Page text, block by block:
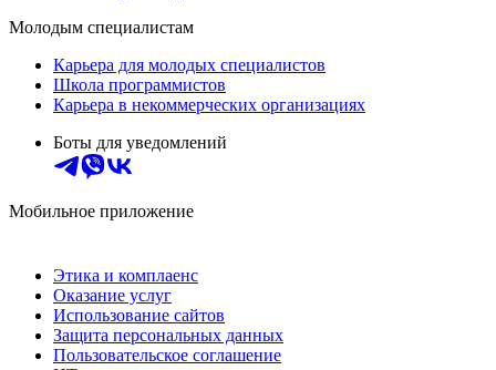
Молодым специалистам
Карьера для молодых специалистов
Школа программистов
Карьера в некоммерческих организациях
Боты для уведомлений
Мобильное приложение
Этика и комплаенс
Оказание услуг
Использование сайтов
Защита персональных данных
Пользовательское соглашение